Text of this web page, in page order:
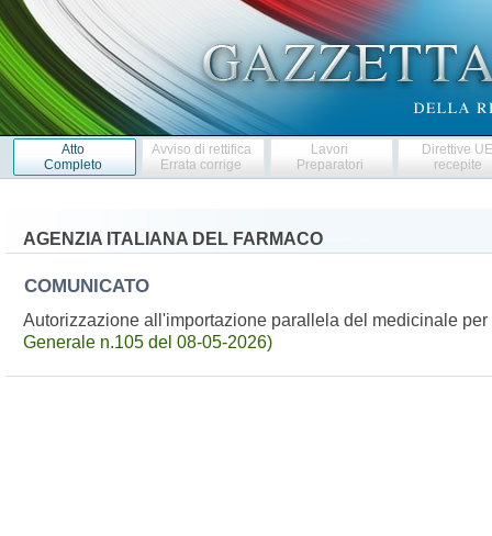
Atto
Completo
Avviso di rettifica
Errata corrige
Lavori
Preparatori
Direttive
recepite
AGENZIA ITALIANA DEL FARMACO
COMUNICATO
Autorizzazione all'importazione parallela del medicinale
Generale n.105 del 08-05-2026)